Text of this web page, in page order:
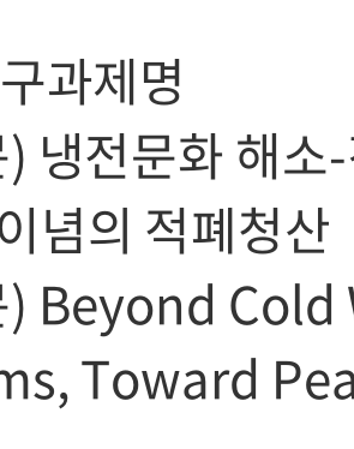
과제명
냉전문화 해
념의 적폐청산
) Beyond
Toward